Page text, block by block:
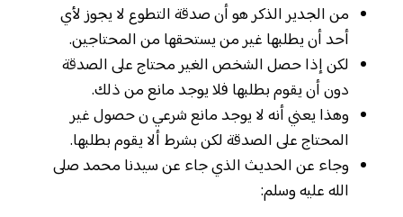
من الجدير الذكر هو أن صدقة التطوع لا يجوز لأي
أحد أن يطلبها غير من يستحقها من المحتاجين.
لكن إذا حصل الشخص الغير محتاج على الصدقة
دون أن يقوم بطلبها فلا يوجد مانع من ذلك.
وهذا يعني أنه لا يوجد مانع شرعي ن حصول غير
المحتاج على الصدقة لكن بشرط ألا يقوم بطلبها.
وجاء عن الحديث الذي جاء عن سيدنا محمد صلى
الله عليه وسلم: